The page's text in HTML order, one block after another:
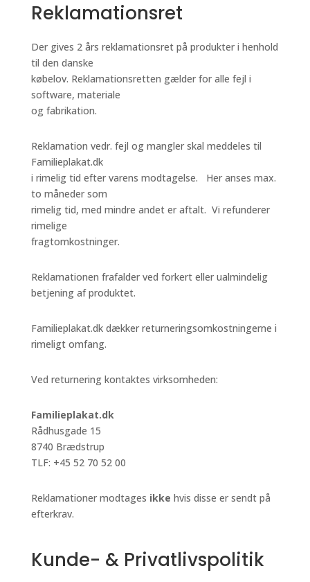
Reklamationsret
Der gives 2 års reklamationsret på produkter i henhold
til den danske
købelov. Reklamationsretten gælder for alle fejl i
software, materiale
og fabrikation.
Reklamation vedr. fejl og mangler skal meddeles til
Familieplakat.dk
i rimelig tid efter varens modtagelse. Her anses max.
to måneder som
rimelig tid, med mindre andet er aftalt. Vi refunderer
rimelige
fragtomkostninger.
Reklamationen frafalder ved forkert eller ualmindelig
betjening af produktet.
Familieplakat.dk dækker returneringsomkostningerne i
rimeligt omfang.
Ved returnering kontaktes virksomheden:
Familieplakat.dk
Rådhusgade 15
8740 Brædstrup
TLF: +45 52 70 52 00
Reklamationer modtages ikke hvis disse er sendt på
efterkrav.
Kunde- & Privatlivspolitik